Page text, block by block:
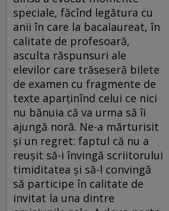
speciale, făcînd legătura cu
anii în care la bacalaureat, în
calitate de profesoară,
asculta răspunsuri ale
elevilor care trăseseră bilete
de examen cu fragmente de
texte aparținînd celui ce nici
nu bănuia că va urma să îi
ajungă noră. Ne-a mărturisit
și un regret: faptul că nu a
reușit să-i învingă scriitorului
timiditatea și să-l convingă
să participe în calitate de
invitat la una dintre